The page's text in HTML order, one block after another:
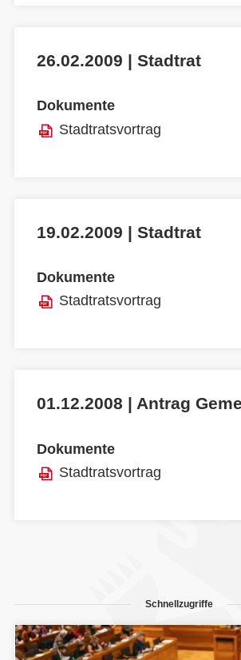
26.02.2009 | Stadtrat
Dokumente
Stadtratsvortrag
19.02.2009 | Stadtrat
Dokumente
Stadtratsvortrag
01.12.2008 | Antrag
Dokumente
Stadtratsvortrag
Schnellzugriffe